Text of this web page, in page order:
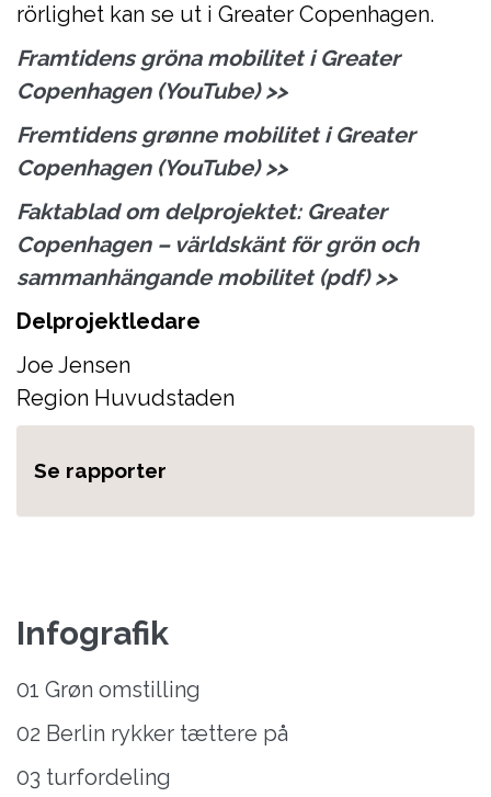
rörlighet kan se ut i Greater Copenhagen.
Framtidens gröna mobilitet i Greater
Copenhagen (YouTube)>>
Fremtidens grønne mobilitet i Greater
Copenhagen (YouTube)>>
Faktablad om delprojektet: Greater
Copenhagen – världskänt för grön och
sammanhängande mobilitet (pdf)>>
Delprojektledare
Joe Jensen
Region Huvudstaden
Se rapporter
Infografik
01 Grøn omstilling
02 Berlin rykker tættere på
03 turfordeling